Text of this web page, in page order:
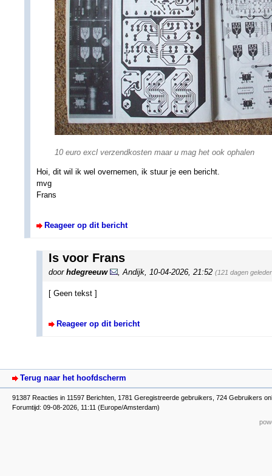
10 euro excl verzendkosten maar u mag het ook ophalen
Hoi, dit wil ik wel overnemen, ik stuur je een bericht.
mvg
Frans
Reageer op dit bericht
Is voor Frans
door hdegreeuw Andijk 10-04-2026, 21:52 (121 dagen
[ Geen tekst ]
Reageer op dit bericht
Terug naar het hoofdscherm
91387 Reacties in 11597 Berichten, 1781 Geregistreerde gebruikers, 724 Gebruikers
Forumtijd: 09-08-2026, 11:11 (Europe/Amsterdam)